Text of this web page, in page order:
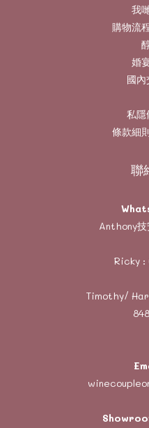
我
購物流
婚
國內
私隱
條款細
聯
Anthony技
Ricky :
Timothy/